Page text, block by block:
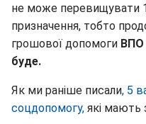
не може перевищувати
призначення, тобто
грошової допомоги ВПО
буде.
Як ми раніше писали, 5
соцдопомогу, які мають